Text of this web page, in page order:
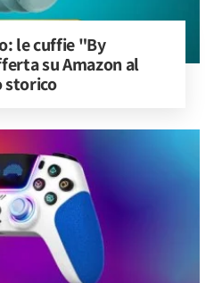
le cuffie "By
su Amazon al
storico